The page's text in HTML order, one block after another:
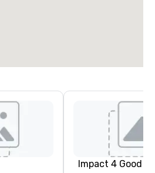
Impact 4 Good